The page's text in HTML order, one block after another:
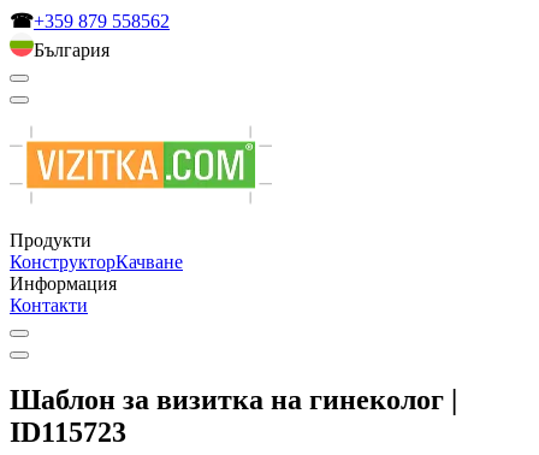
☎+359 879 558562
България
Продукти
КонструкторКачване
Информация
Контакти
Шаблон за визитка на гинеколог |
ID115723